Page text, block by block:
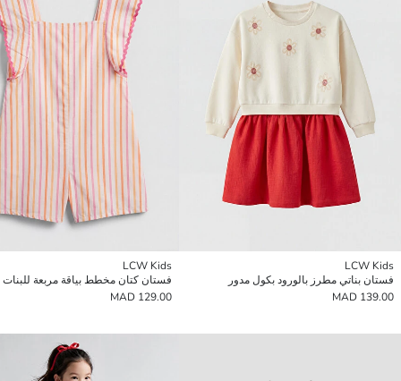
LCW Kids
فستان بناتي مطرز بالورود بكول مدور
139.00 MAD
LCW Kids
فستان كتان مخطط بياقة مربعة للبنات
129.00 MAD